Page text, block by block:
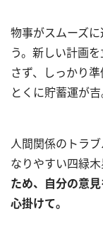
物事がスムーズ
う。新しい計画
さず、しっかり
とくに貯蓄運が吉
人間関係のトラ
なりやすい四緑木
ため、自分の意
心掛けて。